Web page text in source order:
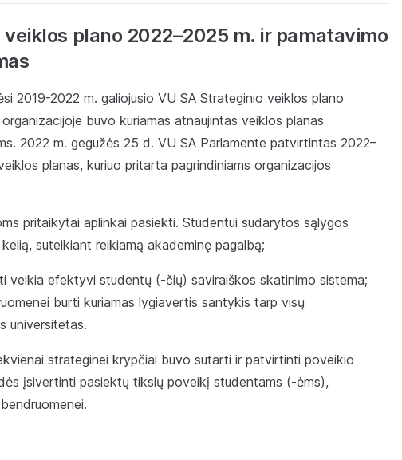
plano 2022–2025 m. ir pamatavimo
2019-2022 m. galiojusio VU SA Strateginio veiklos plano
buvo kuriamas atnaujintas veiklos planas
2022 m. gegužės 25 d. VU SA Parlamente patvirtintas 2022–
planas, kuriuo pritarta pagrindiniams organizacijos
pritaikytai aplinkai pasiekti. Studentui sudarytos sąlygos
suteikiant reikiamą akademinę pagalbą;
veikia efektyvi studentų (-čių) saviraiškos skatinimo sistema;
burti kuriamas lygiavertis santykis tarp visų
universitetas.
strateginei krypčiai buvo sutarti ir patvirtinti poveikio
įsivertinti pasiektų tikslų poveikį studentams (-ėms),